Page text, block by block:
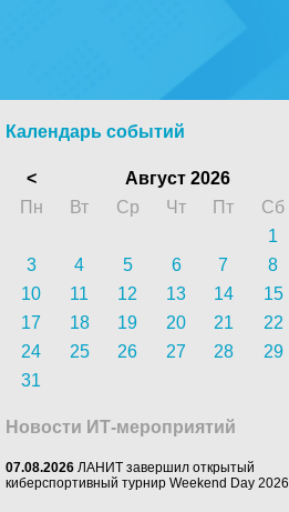
Календарь событий
< Август 2026
Пн
Вт Ср Чт Пт Сб
1
3
4 5 6 7 8
10
11 12 13 14 15
17
18 19 20 21 22
24
25 26 27 28 29
31
Новости ИТ-мероприятий
07.08.2026 ЛАНИТ завершил открытый
киберспортивный турнир Weekend Day 2026